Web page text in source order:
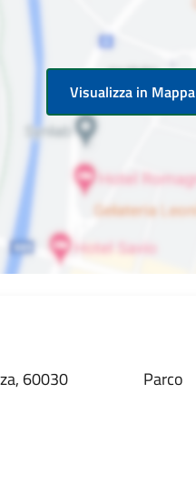
Visualizza in Mappa
60030
Parco